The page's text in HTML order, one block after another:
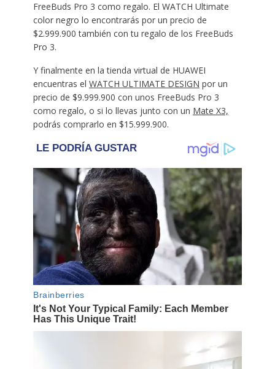
FreeBuds Pro 3 como regalo. El WATCH Ultimate
color negro lo encontrarás por un precio de
$2.999.900 también con tu regalo de los FreeBuds
Pro 3.
Y finalmente en la tienda virtual de HUAWEI
encuentras el WATCH ULTIMATE DESIGN por un
precio de $9.999.900 con unos FreeBuds Pro 3
como regalo, o si lo llevas junto con un Mate X3,
podrás comprarlo en $15.999.900.